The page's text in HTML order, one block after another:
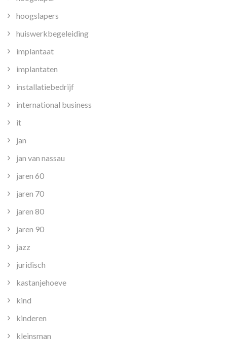
hoogslapers
huiswerkbegeleiding
implantaat
implantaten
installatiebedrijf
international business
it
jan
jan van nassau
jaren 60
jaren 70
jaren 80
jaren 90
jazz
juridisch
kastanjehoeve
kind
kinderen
kleinsman